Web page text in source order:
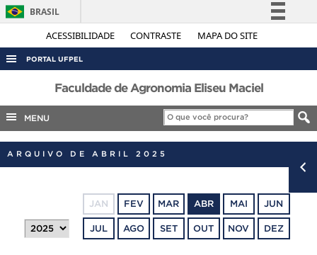
ACESSIBILIDADE CONTRASTE MAPA DO SITE
BRASIL
Simplifique!
Legislação
Canais
PORTAL UFPEL
ACESSO À INFORMAÇÃO
AUDITORIA
COBALTO
CONCURSOS
OUVIDORIA
Faculdade de Agronomia Eliseu Maciel
MENU
ARQUIVO DE ABRIL 2025
JAN FEV MAR ABR MAI JUN
JUL AGO SET OUT NOV DEZ